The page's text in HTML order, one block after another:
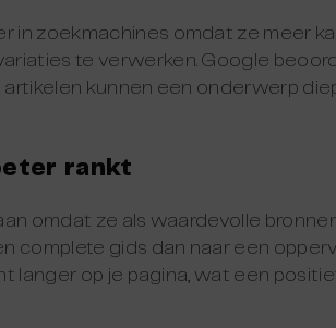
in zoekmachines omdat ze meer
te verwerken. Google
kunnen een onderwerp
rankt
omdat ze als waardevolle
complete gids dan naar een
langer op je pagina, wat een